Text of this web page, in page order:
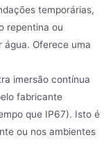
temporárias,
repentina ou
água. Oferece uma
imersão contínua
fabricante
que IP67). Isto é
ou nos ambientes